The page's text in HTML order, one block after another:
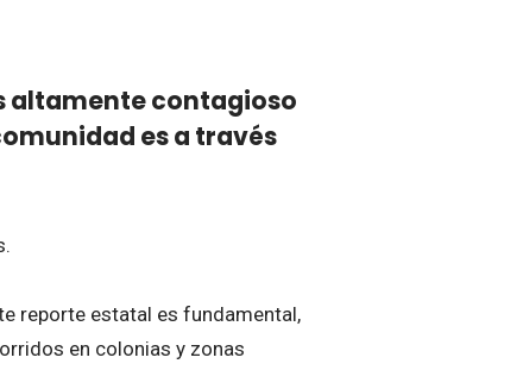
altamente contagioso
es a través
reporte estatal es fundamental,
en colonias y zonas